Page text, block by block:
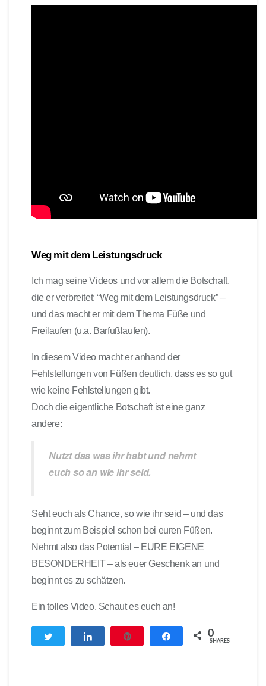
Weg mit dem Leistungsdruck
Ich mag seine Videos und vor allem die Botschaft,
die er verbreitet: “Weg mit dem Leistungsdruck” –
und das macht er mit dem Thema Füße und
Freilaufen (u.a. Barfußlaufen).
In diesem Video macht er anhand der
Fehlstellungen von Füßen deutlich, dass es so gut
wie keine Fehlstellungen gibt.
Doch die eigentliche Botschaft ist eine ganz
andere:
Nutzt das was ihr habt und nehmt
euch so an wie ihr seid.
Seht euch als Chance, so wie ihr seid – und das
beginnt zum Beispiel schon bei euren Füßen.
Nehmt also das Potential – EURE EIGENE
BESONDERHEIT – als euer Geschenk an und
beginnt es zu schätzen.
Ein tolles Video. Schaut es euch an!
Twittern Teilen 0
SHARES